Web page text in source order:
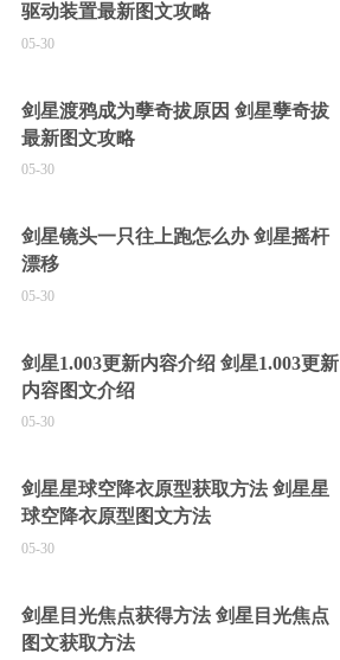
驱动装置最新图文攻略
05-30
剑星渡鸦成为孽奇拔原因 剑星孽奇拔
最新图文攻略
05-30
剑星镜头一只往上跑怎么办 剑星摇杆
漂移
05-30
剑星1.003更新内容介绍 剑星1.003更新
内容图文介绍
05-30
剑星星球空降衣原型获取方法 剑星星
球空降衣原型图文方法
05-30
剑星目光焦点获得方法 剑星目光焦点
图文获取方法